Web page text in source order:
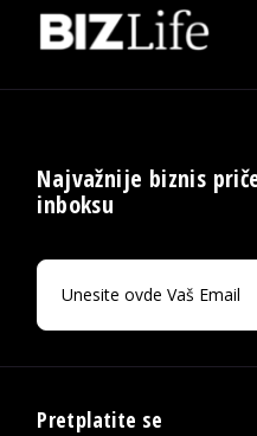
Najvažnije biznis
inboksu
Pretplatite se